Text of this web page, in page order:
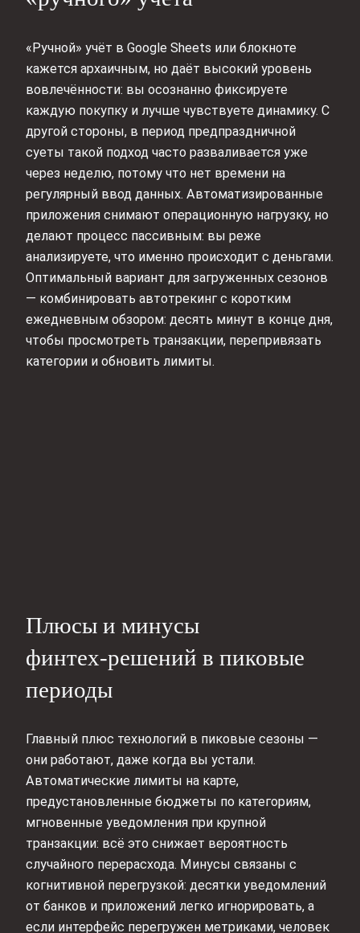
«Ручной» учёт в Google Sheets или блокноте
кажется архаичным, но даёт высокий уровень
вовлечённости: вы осознанно фиксируете
каждую покупку и лучше чувствуете динамику. С
другой стороны, в период предпраздничной
суеты такой подход часто разваливается уже
через неделю, потому что нет времени на
регулярный ввод данных. Автоматизированные
приложения снимают операционную нагрузку, но
делают процесс пассивным: вы реже
анализируете, что именно происходит с деньгами.
Оптимальный вариант для загруженных сезонов
— комбинировать автотрекинг с коротким
ежедневным обзором: десять минут в конце дня,
чтобы просмотреть транзакции, перепривязать
категории и обновить лимиты.
Плюсы и минусы
финтех‑решений в пиковые
периоды
Главный плюс технологий в пиковые сезоны —
они работают, даже когда вы устали.
Автоматические лимиты на карте,
предустановленные бюджеты по категориям,
мгновенные уведомления при крупной
транзакции: всё это снижает вероятность
случайного перерасхода. Минусы связаны с
когнитивной перегрузкой: десятки уведомлений
от банков и приложений легко игнорировать, а
если интерфейс перегружен метриками, человек